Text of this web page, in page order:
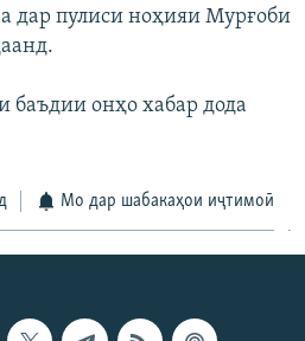
дар пулиси ноҳияи Мурғоби
баъдии онҳо хабар дода
Мо дар шабакаҳои иҷтимоӣ